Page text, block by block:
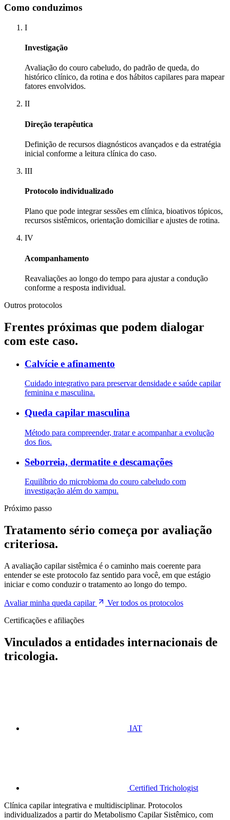
Como conduzimos
I
Investigação
Avaliação do couro cabeludo, do padrão de queda, do
histórico clínico, da rotina e dos hábitos capilares para mapear
fatores envolvidos.
II
Direção terapêutica
Definição de recursos diagnósticos avançados e da estratégia
inicial conforme a leitura clínica do caso.
III
Protocolo individualizado
Plano que pode integrar sessões em clínica, bioativos tópicos,
recursos sistêmicos, orientação domiciliar e ajustes de rotina.
IV
Acompanhamento
Reavaliações ao longo do tempo para ajustar a condução
conforme a resposta individual.
Outros protocolos
Frentes próximas que podem dialogar
com este caso.
Calvície e afinamento
Cuidado integrativo para preservar densidade e saúde capilar
feminina e masculina.
Queda capilar masculina
Método para compreender, tratar e acompanhar a evolução
dos fios.
Seborreia, dermatite e descamações
Equilíbrio do microbioma do couro cabeludo com
investigação além do xampu.
Próximo passo
Tratamento sério começa por avaliação
criteriosa.
A avaliação capilar sistêmica é o caminho mais coerente para
entender se este protocolo faz sentido para você, em que estágio
iniciar e como conduzir o tratamento ao longo do tempo.
Avaliar minha queda capilar
Ver todos os protocolos
Certificações e afiliações
Vinculados a entidades internacionais de
tricologia.
IAT
Certified Trichologist
Clínica capilar integrativa e multidisciplinar. Protocolos
individualizados a partir do Metabolismo Capilar Sistêmico, com